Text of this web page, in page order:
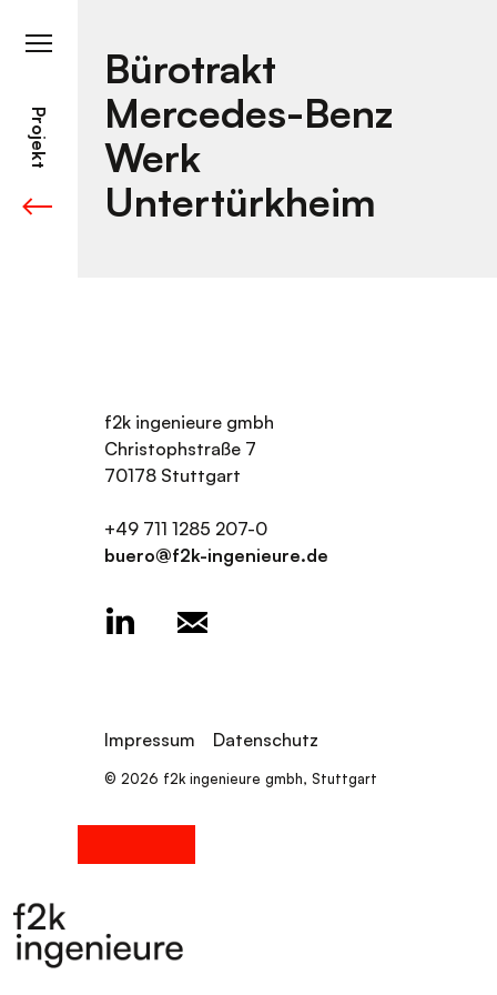
content
Projekt
Bürotrakt
Mercedes-Benz
Werk
Untertürkheim
f2k ingenieure gmbh
Christophstraße 7
70178 Stuttgart
+49 711 1285 207-0
buero@f2k-ingenieure.de
Impressum Datenschutz
© 2026 f2k ingenieure gmbh, Stuttgart